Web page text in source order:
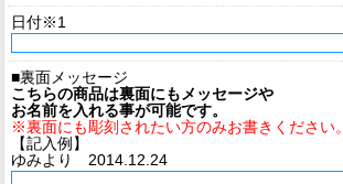
日付※1
■裏面メッセージ
こちらの商品は裏面にもメッセージや
お名前を入れる事が可能です。
※裏面にも彫刻されたい方のみお書きください。
【記入例】
ゆみより 2014.12.24